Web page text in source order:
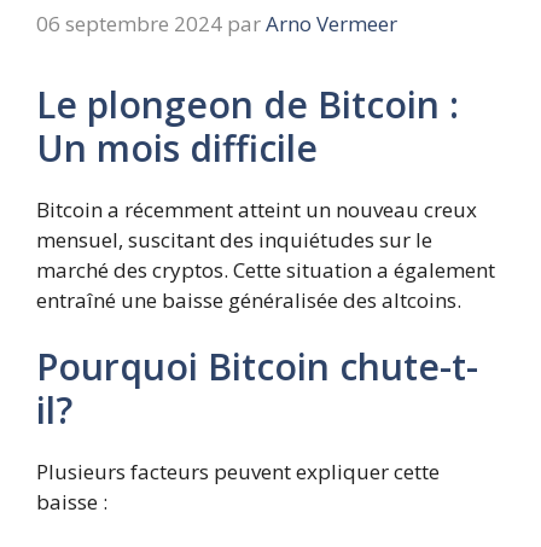
06 septembre 2024 parArno Vermeer
Le plongeon de Bitcoin :
Un mois difficile
Bitcoin a récemment atteint un nouveau creux
mensuel, suscitant des inquiétudes sur le
marché des cryptos. Cette situation a également
entraîné une baisse généralisée des altcoins.
Pourquoi Bitcoin chute-t-
il?
Plusieurs facteurs peuvent expliquer cette
baisse :